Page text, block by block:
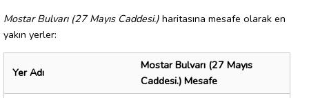
Mostar Bulvarı (27 Mayıs Caddesi.) haritasına mesafe olarak en
yakın yerler:
Yer Adı
Mostar Bulvarı (27 Mayıs
Caddesi.) Mesafe